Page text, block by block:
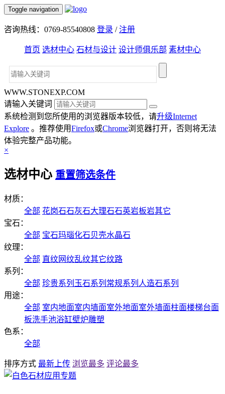
Toggle navigation
咨询热线：0769-85540808 登录 /注册
首页 选材中心 石材与设计 设计师俱乐部 素材中心
WWW.STONEXP.COM
请输入关键词
系统检测到您所使用的浏览器版本较低，请升级Internet
Explore 。推荐使用Firefox或Chrome浏览器打开，否则将无法
体验完整产品功能。
×
选材中心 重置筛选条件
材质：
全部 花岗石石灰石大理石石英岩板岩其它
宝石：
全部 宝石玛瑙化石贝壳水晶石
纹理：
全部 直纹网纹乱纹其它纹路
系列：
全部 珍贵系列 玉石系列 常规系列 人造石系列
用途：
全部 室内地面室内墙面室外地面室外墙面柱面楼梯台面
板洗手池浴缸壁炉雕塑
色系：
全部
排序方式 最新上传 浏览最多 评论最多